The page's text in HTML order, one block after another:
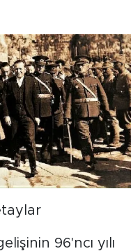
96'ncı yılı